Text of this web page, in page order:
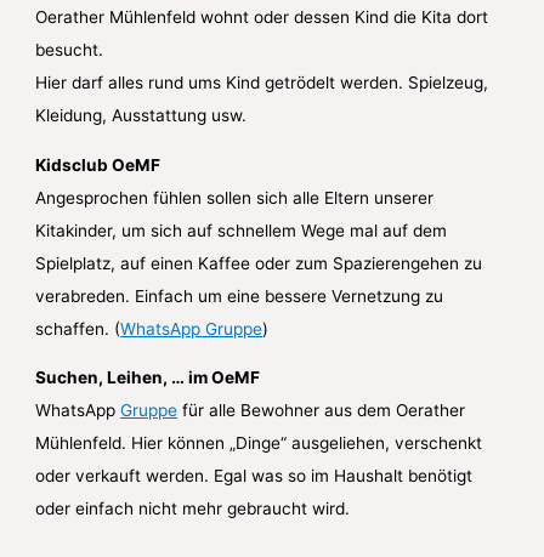
Oerather Mühlenfeld wohnt oder dessen Kind die Kita dort
besucht.
Hier darf alles rund ums Kind getrödelt werden. Spielzeug,
Kleidung, Ausstattung usw.
Kidsclub OeMF
Angesprochen fühlen sollen sich alle Eltern unserer
Kitakinder, um sich auf schnellem Wege mal auf dem
Spielplatz, auf einen Kaffee oder zum Spazierengehen zu
verabreden. Einfach um eine bessere Vernetzung zu
schaffen. (WhatsApp Gruppe)
Suchen, Leihen, … im OeMF
WhatsAppGruppe für alle Bewohner aus dem Oerather
Mühlenfeld. Hier können „Dinge“ ausgeliehen, verschenkt
oder verkauft werden. Egal was so im Haushalt benötigt
oder einfach nicht mehr gebraucht wird.